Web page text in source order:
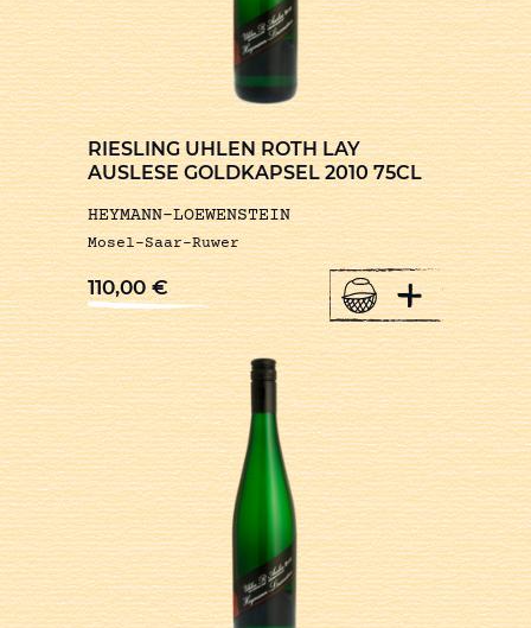
RIESLING UHLEN ROTH LAY
AUSLESE GOLDKAPSEL 2010 75CL
HEYMANN-LOEWENSTEIN
Mosel-Saar-Ruwer
110,00€ +